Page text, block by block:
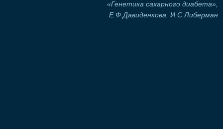
«Генетика сахарного диабета»,
Е.Ф.Давиденкова, И.С.Либерман